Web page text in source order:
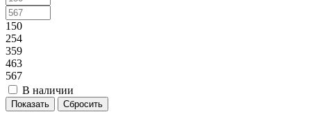
150
254
359
463
567
В наличии
Сбросить